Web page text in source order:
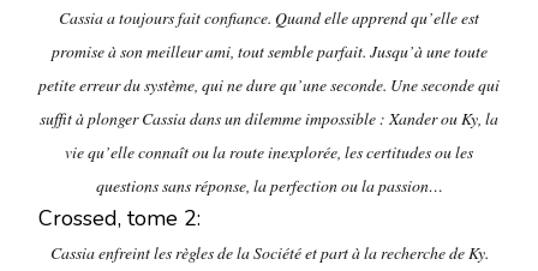
Cassia a toujours fait confiance. Quand elle apprend qu’elle est
promise à son meilleur ami, tout semble parfait. Jusqu’à une toute
petite erreur du système, qui ne dure qu’une seconde. Une seconde qui
suffit à plonger Cassia dans un dilemme impossible : Xander ou Ky, la
vie qu’elle connaît ou la route inexplorée, les certitudes ou les
questions sans réponse, la perfection ou la passion…
Crossed, tome 2:
Cassia enfreint les règles de la Société et part à la recherche de Ky.